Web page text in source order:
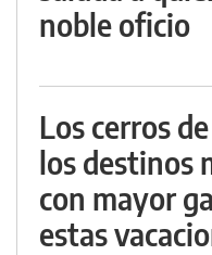
noble oficio
Los cerros
los destinos
con mayor
estas